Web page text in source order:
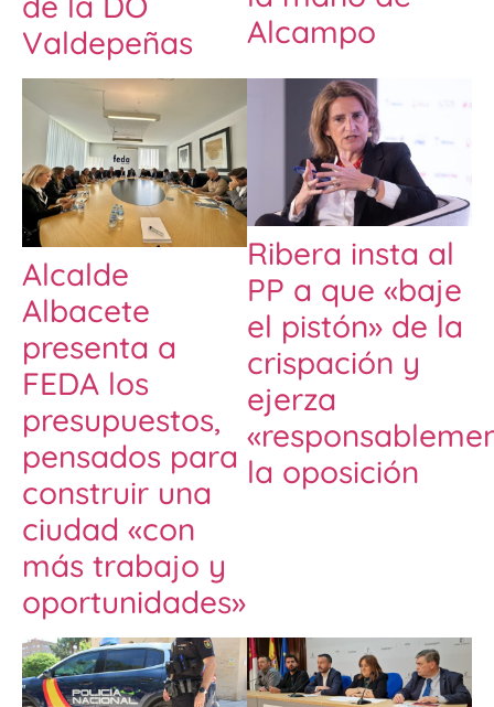
Valdepeñas
Alcampo
Alcalde
Albacete
presenta a
FEDA los
presupuestos,
pensados para
construir una
ciudad «con
más trabajo y
oportunidades»
Ribera insta al
PP a que «baje
el pistón» de la
crispación y
ejerza
la oposición